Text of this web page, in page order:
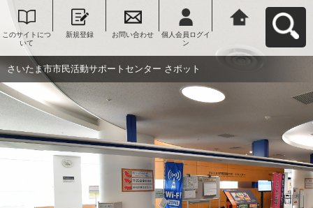
このサイトにつ
いて
新規登録 お問い合わせ
個人会員ログイ
ン
ンター さポット
へ戻る
さいたま市市民活動サポートセンター さポット